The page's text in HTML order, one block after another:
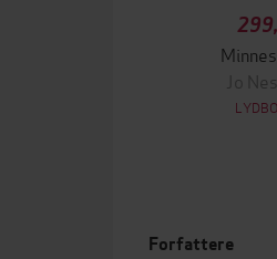
Jo
Forfattere